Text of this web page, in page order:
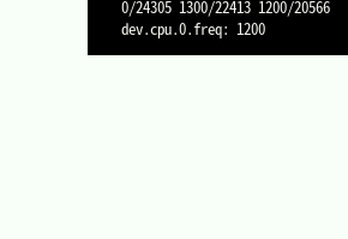
0/24305 1300/22413 1200/20566
dev.cpu.0.freq: 1200